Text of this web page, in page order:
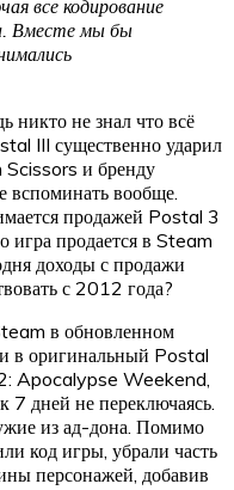
все кодирование
Вместе мы бы
никто не знал что всё
III существенно ударил
и бренду
вспоминать вообще.
продажей Postal 3
игра продается в Steam
доходы с продажи
с 2012 года?
в обновленном
в оригинальный Postal
2: Apocalypse Weekend,
7 дней не переключаясь.
из ад-дона. Помимо
код игры, убрали часть
персонажей, добавив